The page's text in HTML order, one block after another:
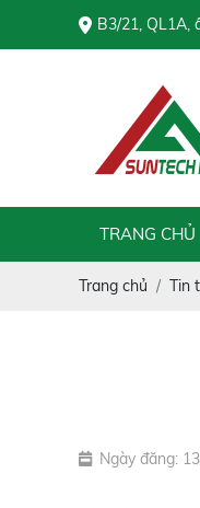
B3/21, QL1A,
TRANG CHỦ
Trang chủ Tin
Ngày đăng: